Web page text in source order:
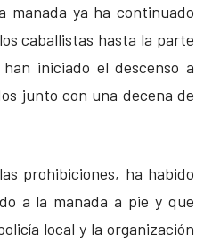
manada ya ha continuado
caballistas hasta la parte
iniciado el descenso a
junto con una decena de
prohibiciones, ha habido
a la manada a pie y que
local y la organización